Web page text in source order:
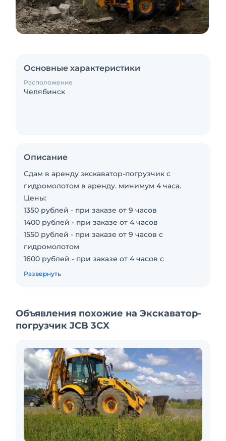
Основные характеристики
Расположение
Челябинск
Описание
Сдам в аренду экскаватор-погрузчик с
гидромолотом в аренду. минимум 4 часа.
Цены:
1350 рублей - при заказе от 9 часов
1400 рублей - при заказе от 4 часов
1550 рублей - при заказе от 9 часов с
гидромолотом
1600 рублей - при заказе от 4 часов с
гидромолотом
Развернуть
Объявления похожие на Экскаватор-
погрузчик JCB 3CX